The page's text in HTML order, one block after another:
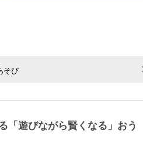
そび
「遊びながら賢くなる」おう